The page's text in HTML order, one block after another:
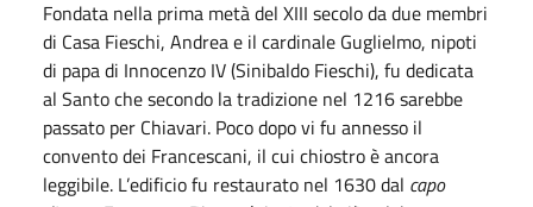
Fondata nella prima metà del XIII secolo da due membri
di Casa Fieschi, Andrea e il cardinale Guglielmo, nipoti
di papa di Innocenzo IV (Sinibaldo Fieschi), fu dedicata
al Santo che secondo la tradizione nel 1216 sarebbe
passato per Chiavari. Poco dopo vi fu annesso il
convento dei Francescani, il cui chiostro è ancora
leggibile. L’edificio fu restaurato nel 1630 dal capo